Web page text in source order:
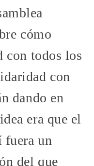
cómo
con todos los
con
dando en
era que el
fuera un
del que